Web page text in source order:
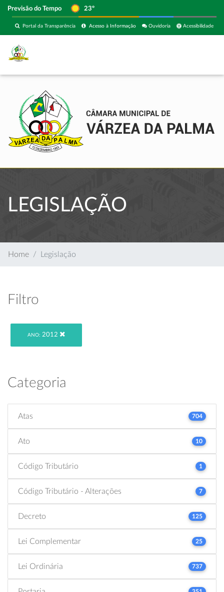
Previsão do Tempo 23º
Acessibilidade
Ouvidoria
Acesso à Informação
Portal da Transparência
LEGISLAÇÃO
Home Legislação
Filtro
ANO: 2012
Categoria
Atas 704
Ato 10
Código Tributário 1
Código Tributário - Alterações 7
Decreto 125
Lei Complementar 25
Lei Ordinária 737